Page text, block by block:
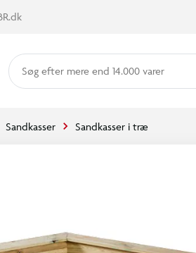
mere end 14.000 varer
Sandkasser Sandkasser i træ